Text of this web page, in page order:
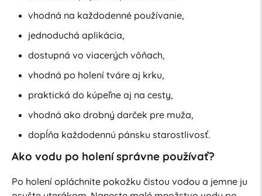
vhodná na každodenné používanie,
jednoduchá aplikácia,
dostupná vo viacerých vôňach,
vhodná po holení tváre aj krku,
praktická do kúpeľne aj na cesty,
vhodná ako drobný darček pre muža,
dopĺňa každodennú pánsku starostlivosť.
Ako vodu po holení správne používať?
Po holení opláchnite pokožku čistou vodou a jemne ju